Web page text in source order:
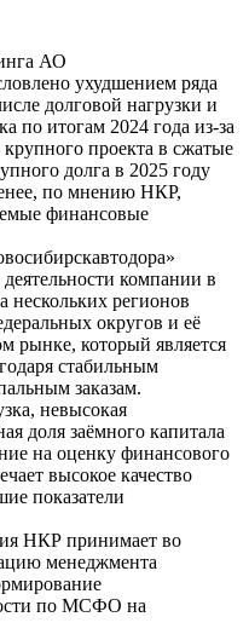
АО
ухудшением ряда
долговой нагрузки и
по итогам 2024 года из-за
проекта в сжатые
долга в 2025 году
по мнению НКР,
финансовые
компании в
нескольких регионов
округов и её
рынке, который является
стабильным
заказам.
невысокая
доля заёмного капитала
на оценку финансового
высокое качество
показатели
НКР принимает во
менеджмента
по МСФО на